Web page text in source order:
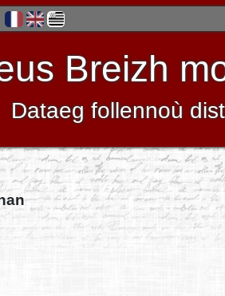
Breizh
Dataeg follennoù